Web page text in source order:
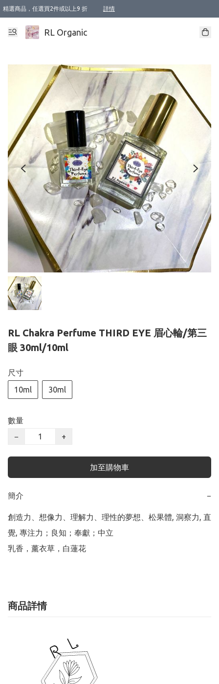
精選商品，任選買2件或以上9 折 詳情
XI周年優惠【新品自由選2件88折/3件85折】
XI周年優惠【Chakra 脈輪平衡自由選2件9折/3件85折/5件8折】
Florame 肌底自由選 2支9折 3支85折
XI周年優惠【蟲蟲退散 · 防衛結界﹞系列2件9折】
Sunki 任選2件95折
BIOFFICINA TOSCANA 任選2支9折 3支85折
Lamav 任選1件9折 2件85折
Mukti Organics 指定產品任選1件9折, 2件88折 3件85折
Intelligent Nutrients Skincare 任選2件9折
deodorant 任選2件88折
化妝品 任選2件95折
XI周年優惠【身心靈單品 任選2件9折/3件85折/5件8折】
XI周年優惠 【精油/香水 任選2件9折/3件85折/5件8折】
XI周年優惠【「關節到肌膚」全效養護 BODY OIL 組2件88折/3件85折】
XI周年優惠【夏日有機物理防曬套裝2件88折】
XI周年優惠【夏日潔面隨意選2件88折/3件85折】
XI周年優惠【逆齡奇蹟抗氧 11 自由選2件88折/3件85折/4件或以上8折】
新會員首次購物即享全單 95 折優惠！
成為VIP / VVIP 可享有生日月現金扣減獎賞優惠 !! 記得去賬户資料填上生日日期啦 !
選用順豐速運，滿$500 免運費
本地速遞 京東 送住宅/ 工商地址 $400 免運費
澳門訂單選用順豐速運，滿$800 免運費
RL Organic
RL Chakra Perfume THIRD EYE 眉心輪/第三
眼 30ml/10ml
尺寸
10ml
30ml
數量
−
+
加至購物車
簡介 −
創造力、想像力、理解力、理性的夢想、松果體, 洞察力, 直
覺, 專注力；良知；奉獻；中立
乳香，薰衣草，白蓮花
商品詳情